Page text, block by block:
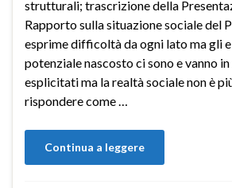
strutturali; trascrizione della
Rapporto sulla situazione sociale del
esprime difficoltà da ogni lato ma gli
potenziale nascosto ci sono e vanno
esplicitati ma la realtà sociale non è
rispondere come …
Continua a leggere